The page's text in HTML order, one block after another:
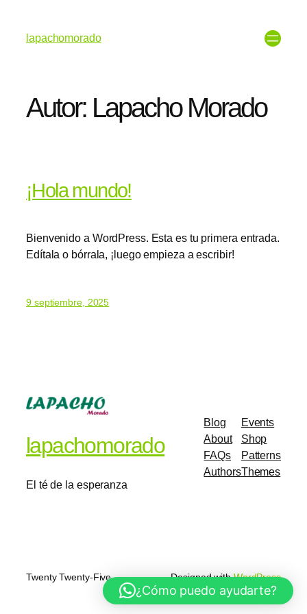
lapachomorado
Autor: Lapacho Morado
¡Hola mundo!
Bienvenido a WordPress. Esta es tu primera entrada.
Edítala o bórrala, ¡luego empieza a escribir!
9 septiembre, 2025
lapachomorado
El té de la esperanza
Blog
About
FAQs
Authors
Events
Shop
Patterns
Themes
Twenty Twenty-Five Designed withWordPress
¿Cómo puedo ayudarte?